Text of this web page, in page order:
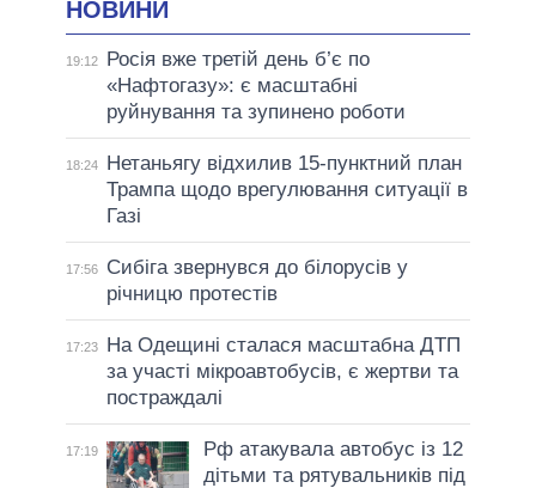
НОВИНИ
19:12
Росія вже третій день б’є по
«Нафтогазу»: є масштабні
руйнування та зупинено роботи
18:24
Нетаньягу відхилив 15-пунктний план
Трампа щодо врегулювання ситуації в
Газі
17:56
Сибіга звернувся до білорусів у
річницю протестів
17:23
На Одещині сталася масштабна ДТП
за участі мікроавтобусів, є жертви та
постраждалі
17:19
Рф атакувала автобус із 12
дітьми та рятувальників під